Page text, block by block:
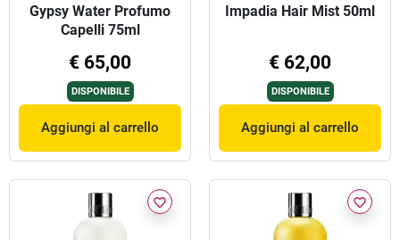
Gypsy Water Profumo
Capelli 75ml
€ 65,00
DISPONIBILE
Aggiungi al carrello
Impadia Hair Mist 50ml
€ 62,00
DISPONIBILE
Aggiungi al carrello
favorite_border favorite_border